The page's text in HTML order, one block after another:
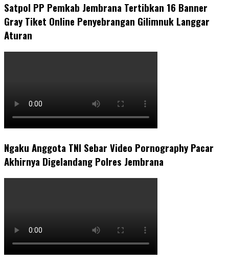
Satpol PP Pemkab Jembrana Tertibkan 16 Banner
Gray Tiket Online Penyebrangan Gilimnuk Langgar
Aturan
Ngaku Anggota TNI Sebar Video Pornography Pacar
Akhirnya Digelandang Polres Jembrana